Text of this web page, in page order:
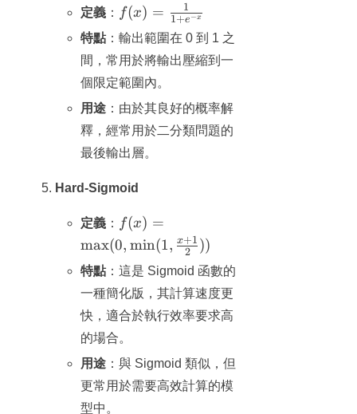
定義 ： f(x) =
\frac{1}
{1 +
e^{-x}}
f(x) = 1+e−x
1
特點 ：輸出範圍在 0 到 1 之
間，常用於將輸出壓縮到一
個限定範圍內。
用途 ：由於其良好的概率解
釋，經常用於二分類問題的
最後輸出層。
Hard-Sigmoid
定義 ： f(x) =
\max(0,
\min(1,
\frac{x+1}
{2}))
f(x) =
max(0, min(1, 2
x+1 ))
特點 ：這是 Sigmoid 函數的
一種簡化版，其計算速度更
快，適合於執行效率要求高
的場合。
用途 ：與 Sigmoid 類似，但
更常用於需要高效計算的模
型中。